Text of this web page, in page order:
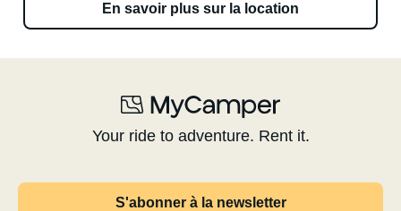
En savoir plus sur la location
Your ride to adventure. Rent it.
S'abonner à la newsletter